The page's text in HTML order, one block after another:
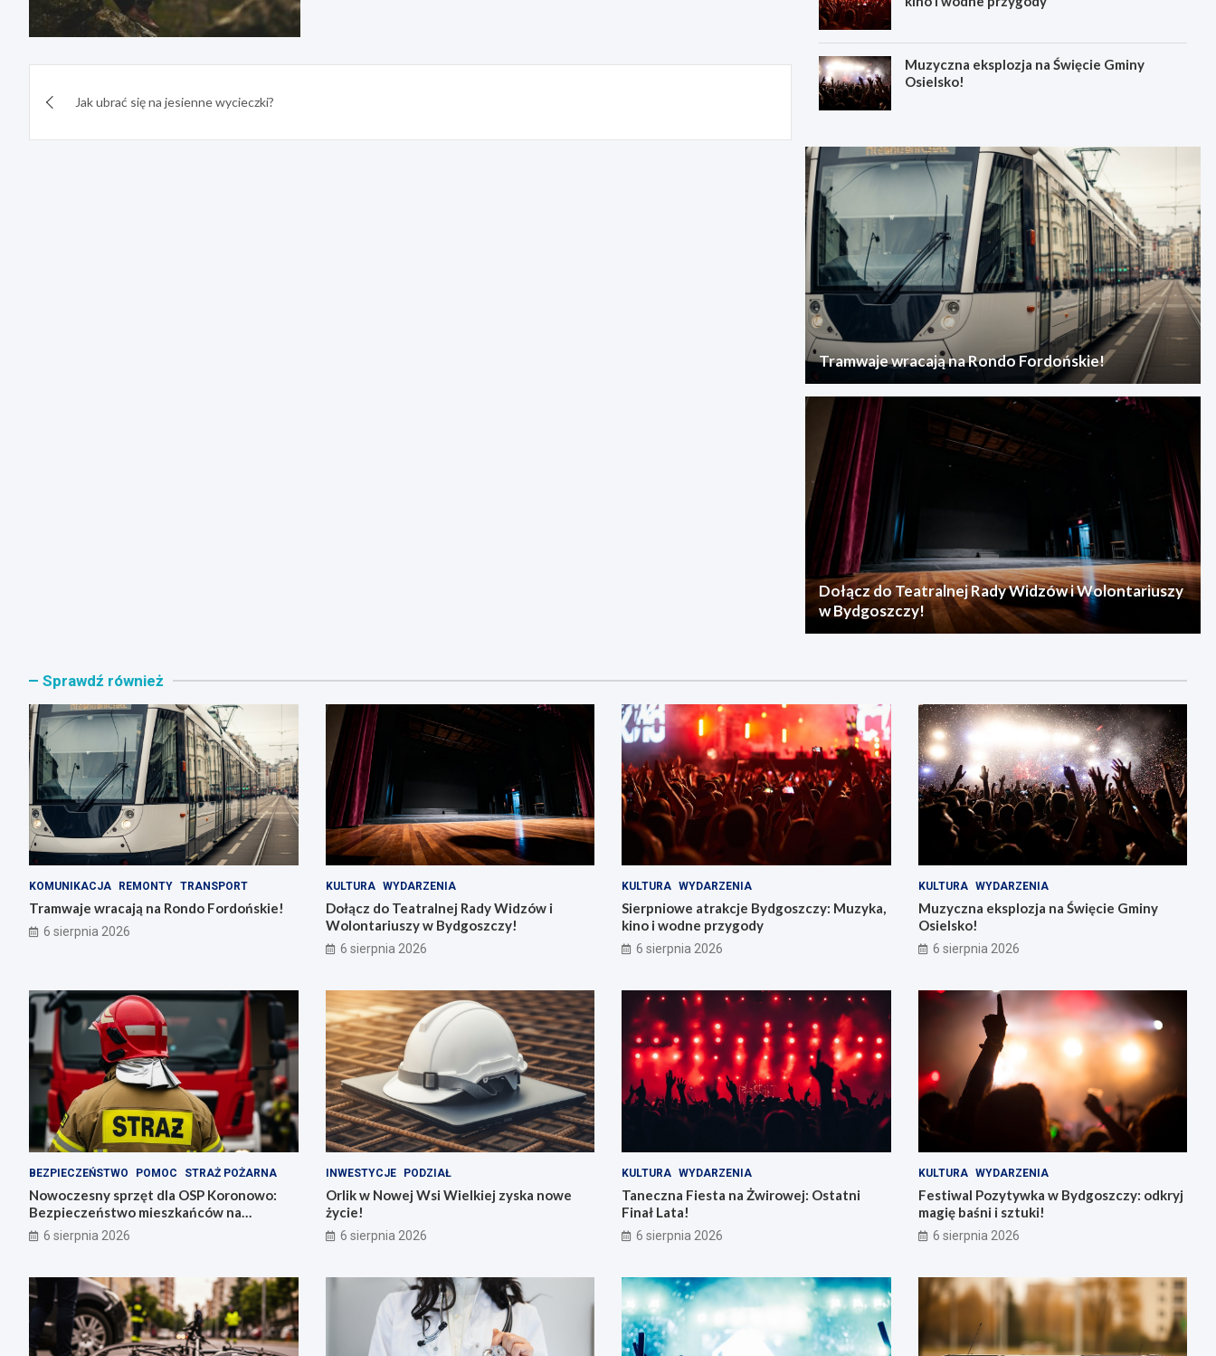
wpisuJak ubrać się na jesienne wycieczki?
Muzyczna eksplozja na Święcie Gminy
Osielsko!
Tramwaje wracają na Rondo Fordońskie!
Dołącz do Teatralnej Rady Widzów i Wolontariuszy
w Bydgoszczy!
Sprawdź również
KOMUNIKACJA REMONTY TRANSPORT
Tramwaje wracają na Rondo Fordońskie!
6 sierpnia 2026
KULTURA WYDARZENIA
Dołącz do Teatralnej Rady Widzów i
Wolontariuszy w Bydgoszczy!
6 sierpnia 2026
KULTURA WYDARZENIA
Sierpniowe atrakcje Bydgoszczy: Muzyka,
kino i wodne przygody
6 sierpnia 2026
KULTURA WYDARZENIA
Muzyczna eksplozja na Święcie Gminy
Osielsko!
6 sierpnia 2026
BEZPIECZEŃSTWO POMOC STRAŻ POŻARNA
Nowoczesny sprzęt dla OSP Koronowo:
Bezpieczeństwo mieszkańców na
pierwszym miejscu!
6 sierpnia 2026
INWESTYCJE PODZIAŁ
Orlik w Nowej Wsi Wielkiej zyska nowe
życie!
6 sierpnia 2026
KULTURA WYDARZENIA
Taneczna Fiesta na Żwirowej: Ostatni
Finał Lata!
6 sierpnia 2026
KULTURA WYDARZENIA
Festiwal Pozytywka w Bydgoszczy: odkryj
magię baśni i sztuki!
6 sierpnia 2026